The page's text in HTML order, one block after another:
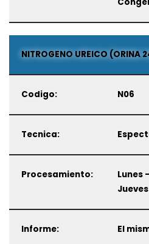
NITROGENO UREICO (ORINA
Codigo: N06
Tecnica:
Procesamiento:
Lunes
Informe: El